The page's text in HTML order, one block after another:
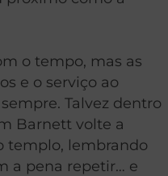
o tempo, mas as
e o serviço ao
Talvez dentro
Barnett volte a
templo, lembrando
a pena repetir… e